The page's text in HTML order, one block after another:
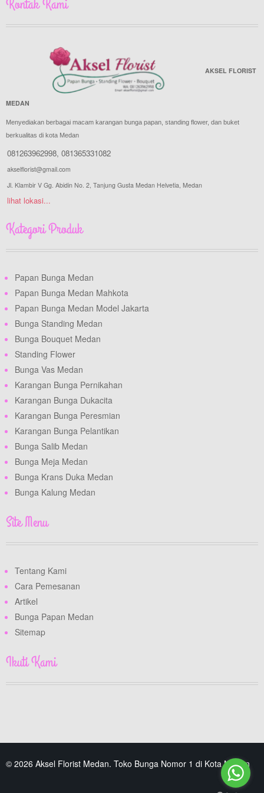
AKSEL FLORIST
MEDAN
Menyediakan berbagai macam karangan bunga papan, standing flower, dan buket
berkualitas di kota Medan
081263962998, 081365331082
akselflorist@gmail.com
Jl. Klambir V Gg. Abidin No. 2, Tanjung Gusta Medan Helvetia, Medan
lihat lokasi...
Kategori Produk
Papan Bunga Medan
Papan Bunga Medan Mahkota
Papan Bunga Medan Model Jakarta
Bunga Standing Medan
Bunga Bouquet Medan
Standing Flower
Bunga Vas Medan
Karangan Bunga Pernikahan
Karangan Bunga Dukacita
Karangan Bunga Peresmian
Karangan Bunga Pelantikan
Bunga Salib Medan
Bunga Meja Medan
Bunga Krans Duka Medan
Bunga Kalung Medan
Site Menu
Tentang Kami
Cara Pemesanan
Artikel
Bunga Papan Medan
Sitemap
Ikuti Kami
© 2026 Aksel Florist Medan. Toko Bunga Nomor 1 di Kota Medan